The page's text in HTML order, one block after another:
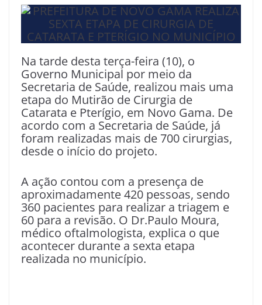
Na tarde desta terça-feira (10), o
Governo Municipal por meio da
Secretaria de Saúde, realizou mais uma
etapa do Mutirão de Cirurgia de
Catarata e Pterígio, em Novo Gama. De
acordo com a Secretaria de Saúde, já
foram realizadas mais de 700 cirurgias,
desde o início do projeto.
A ação contou com a presença de
aproximadamente 420 pessoas, sendo
360 pacientes para realizar a triagem e
60 para a revisão. O Dr.Paulo Moura,
médico oftalmologista, explica o que
acontecer durante a sexta etapa
realizada no município.